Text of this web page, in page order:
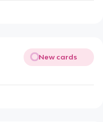
New cards